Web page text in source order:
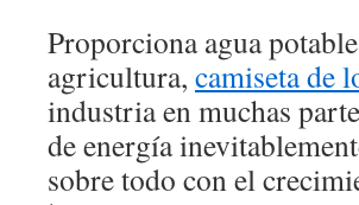
Proporciona agua
agricultura, camiseta de
industria en muchas
de energía
sobre todo con el